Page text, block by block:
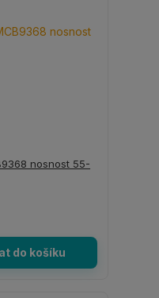
nosnost 55-
do košíku